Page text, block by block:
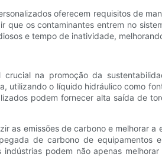
oferecem requisitos de
os contaminantes entrem no
e tempo de inatividade,
na promoção da
utilizando o líquido hidráulico como
podem fornecer alta saída de
as emissões de carbono e melhorar
de carbono de equipamentos
podem não apenas